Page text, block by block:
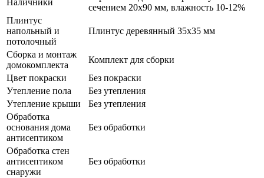
Наличники
сечением 20х90 мм, влажность 10-12%
Плинтус
напольный и
потолочный
Плинтус деревянный 35х35 мм
Сборка и монтаж
домокомплекта
Комплект для сборки
Цвет покраски
Без покраски
Утепление пола
Без утепления
Утепление крыши
Без утепления
Обработка
основания дома
антисептиком
Без обработки
Обработка стен
антисептиком
снаружи
Без обработки